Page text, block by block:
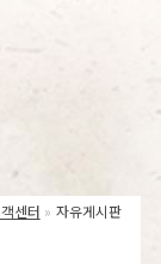
센터 자유게시판